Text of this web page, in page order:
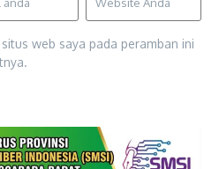
web saya pada peramban ini